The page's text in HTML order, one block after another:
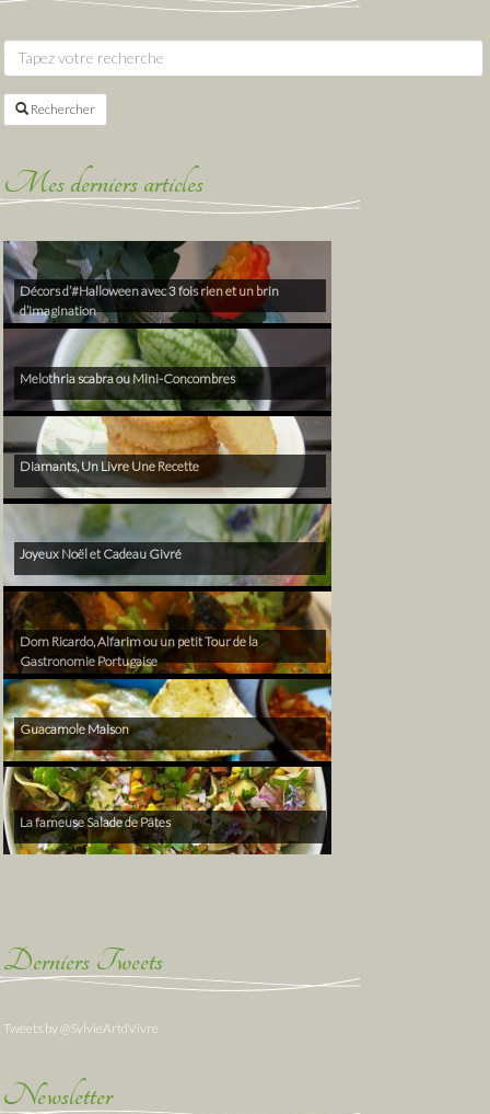
Rechercher
Mes derniers articles
Décors d’#Halloween avec 3 fois rien et un brin
d’imagination
Melothria scabra ou Mini-Concombres
Diamants, Un Livre Une Recette
Joyeux Noël et Cadeau Givré
Dom Ricardo, Alfarim ou un petit Tour de la
Gastronomie Portugaise
Guacamole Maison
La fameuse Salade de Pâtes
Derniers Tweets
Tweets by @SylvieArtdVivre
Newsletter